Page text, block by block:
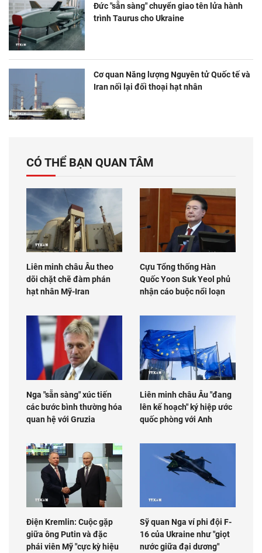
Đức "sẵn sàng" chuyển giao tên lửa hành
trình Taurus cho Ukraine
Cơ quan Năng lượng Nguyên tử Quốc tế và
Iran nối lại đối thoại hạt nhân
CÓ THỂ BẠN QUAN TÂM
Liên minh châu Âu theo
dõi chặt chẽ đàm phán
hạt nhân Mỹ-Iran
Cựu Tổng thống Hàn
Quốc Yoon Suk Yeol phủ
nhận cáo buộc nổi loạn
Nga "sẵn sàng" xúc tiến
các bước bình thường hóa
quan hệ với Gruzia
Liên minh châu Âu "đang
lên kế hoạch" ký hiệp ước
quốc phòng với Anh
Điện Kremlin: Cuộc gặp
giữa ông Putin và đặc
phái viên Mỹ "cực kỳ hiệu
Sỹ quan Nga ví phi đội F-
16 của Ukraine như "giọt
nước giữa đại dương"